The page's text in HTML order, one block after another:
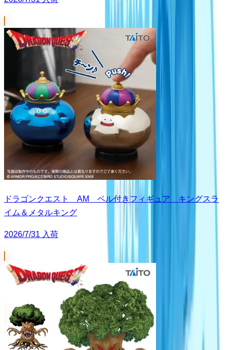
ドラゴンクエスト AM ベル付きフィギュア キングスラ
イム＆メタルキング
2026/7/31 入荷